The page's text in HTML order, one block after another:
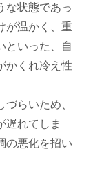
な状態であっ
が温かく、重
といった、自
かくれ冷え性
らいため、
遅れてしま
の悪化を招い